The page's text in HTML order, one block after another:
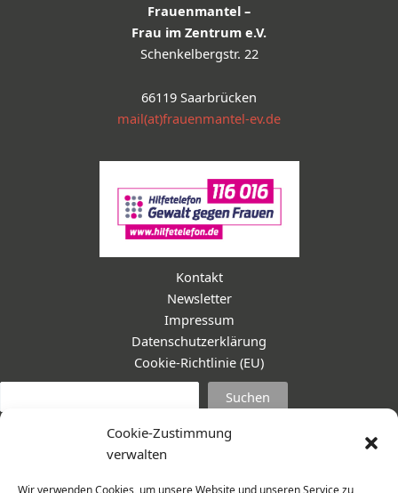
Cookie-Zustimmung
verwalten
Wir verwenden Cookies, um unsere Website und unseren Service zu
Frauenmantel –
Frau im Zentrum e.V.
Schenkelbergstr. 22
66119 Saarbrücken
mail(at)frauenmantel-ev.de
Kontakt
Newsletter
Impressum
Datenschutzerklärung
Cookie-Richtlinie (EU)
Suchen